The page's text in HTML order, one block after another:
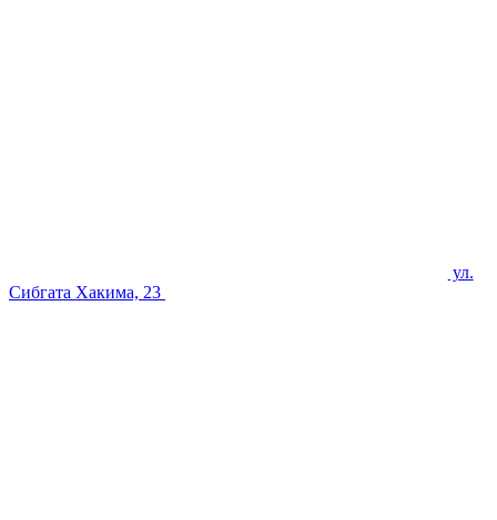
ул.
Сибгата Хакима, 23